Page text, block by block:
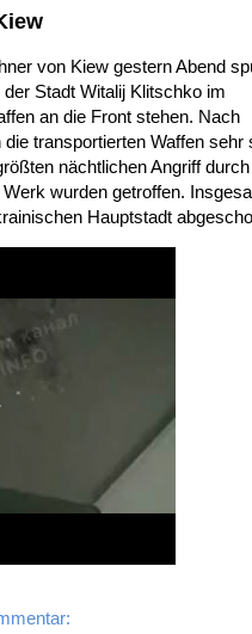
von Kiew gestern Abend
Stadt Witalij Klitschko im
an die Front stehen. Nach
transportierten Waffen sehr
nächtlichen Angriff durch
wurden getroffen.
Hauptstadt